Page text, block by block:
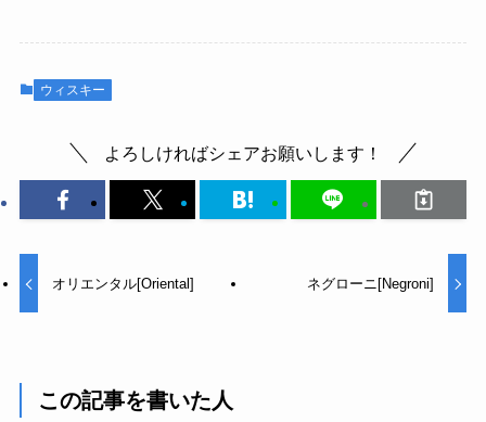
ウィスキー
よろしければシェアお願いします！
オリエンタル[Oriental] ネグローニ[Negroni]
この記事を書いた人